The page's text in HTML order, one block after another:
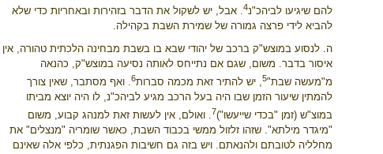
להם שיגיעו לביהכ"נ4
. אבל, יש לשקול את הדבר בזהירות ובאחריות כדי שלא
להביא לידי פרצה גמורה של שמירת השבת בקהילה.
ה. לנסוע במוצש"ק ברכב של יהודי שבא בו בשבת מבחינה הלכתית טהורה, אין
איסור בדבר. משום, שגם אם נתייחס לאותה נסיעה במוצש"ק, כהנאה
מ"מעשה שבת"5 , יש להתיר זאת מכמה סברות6
. ואף מסתבר, שאין צורך
להמתין שיעור הזמן שבו היה בעל הרכב מגיע לביהכ"נ, לו היה יוצא מביתו
במוצ"ש (זמן "בכדי שייעשו")7. ואולם, אין לעשות זאת למנהג קבוע, משום
"מיגדר מילתא". שזהו זלזול ממשי בכבוד השבת, כאשר שומריה "מנצלים" את
מחלליה לטובתם ולהנאתם. ויש בזה גם חשיבות הפגנתית, כלפי אלה שאינם